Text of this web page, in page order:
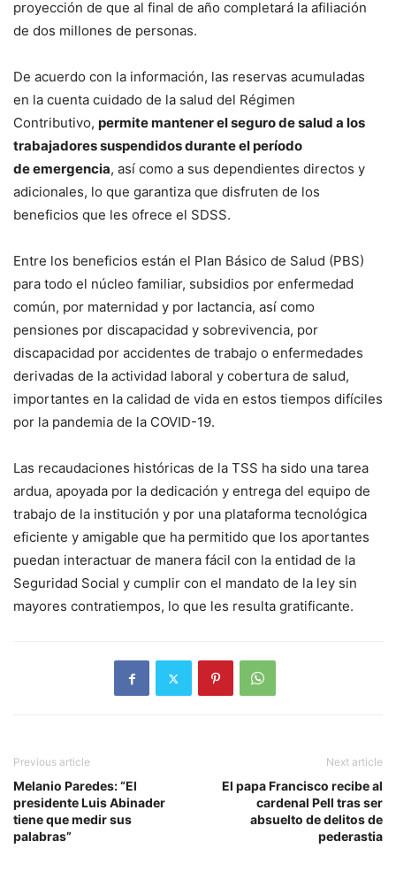
proyección de que al final de año completará la afiliación
de dos millones de personas.
De acuerdo con la información, las reservas acumuladas
en la cuenta cuidado de la salud del Régimen
Contributivo, permite mantener el seguro de salud a los
trabajadores suspendidos durante el período
de emergencia, así como a sus dependientes directos y
adicionales, lo que garantiza que disfruten de los
beneficios que les ofrece el SDSS.
Entre los beneficios están el Plan Básico de Salud (PBS)
para todo el núcleo familiar, subsidios por enfermedad
común, por maternidad y por lactancia, así como
pensiones por discapacidad y sobrevivencia, por
discapacidad por accidentes de trabajo o enfermedades
derivadas de la actividad laboral y cobertura de salud,
importantes en la calidad de vida en estos tiempos difíciles
por la pandemia de la COVID-19.
Las recaudaciones históricas de la TSS ha sido una tarea
ardua, apoyada por la dedicación y entrega del equipo de
trabajo de la institución y por una plataforma tecnológica
eficiente y amigable que ha permitido que los aportantes
puedan interactuar de manera fácil con la entidad de la
Seguridad Social y cumplir con el mandato de la ley sin
mayores contratiempos, lo que les resulta gratificante.
Previous article
Melanio Paredes: “El
presidente Luis Abinader
tiene que medir sus
palabras”
Next article
El papa Francisco recibe al
cardenal Pell tras ser
absuelto de delitos de
pederastia